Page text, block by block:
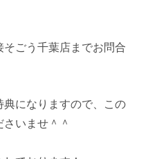
ごう千葉店までお問合
になりますので、この
いませ＾＾